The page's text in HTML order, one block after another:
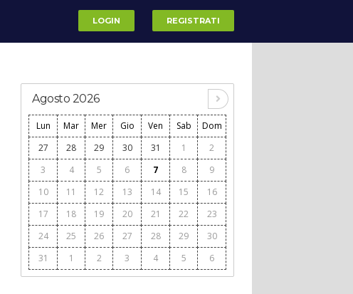
LOGIN REGISTRATI
Agosto 2026
Lun Mar Mer Gio Ven Sab
Dom
27
28 29 30 31 1
2
3
4 5 6 7 8
9
10
11 12 13 14 15
16
17
18 19 20 21 22
23
24
25 26 27 28 29
30
31
1 2 3 4 5 6